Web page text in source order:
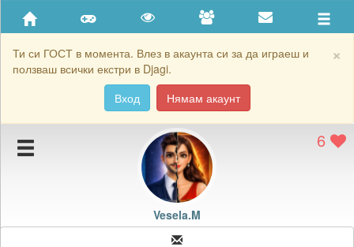
×
Ти си ГОСТ в момента. Влез в акаунта си за да играеш и
ползваш всички екстри в Djagi.
Вход
Нямам акаунт
Приятели
Хронология на игри
Подаръците на Vesela.M
Картичките на Vesela.M
6
Vesela.M